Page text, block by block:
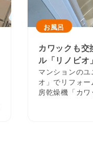
お風呂
カワックも交
ル「リノビオ
マンションの
オ」でリフォ
房乾燥機「カワ